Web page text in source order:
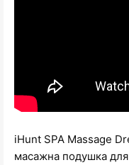
iHunt SPA Massage
масажна подушка